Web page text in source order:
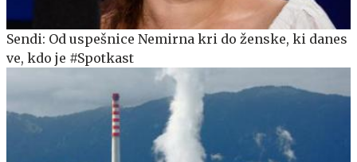
Sendi: Od uspešnice Nemirna kri do ženske, ki danes
ve, kdo je #Spotkast